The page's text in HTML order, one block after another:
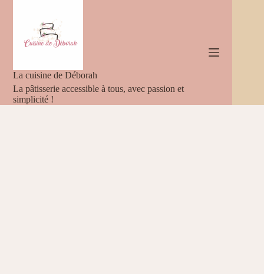
La cuisine de Déborah
La pâtisserie accessible à tous, avec passion et
simplicité !